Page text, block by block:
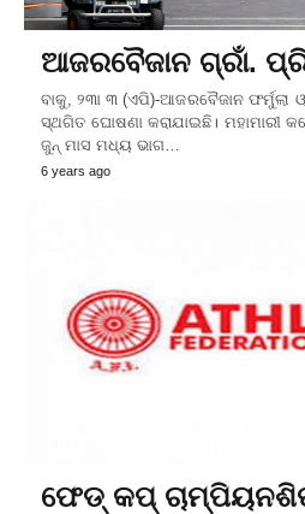
ଆଜରବୈଜାନ ଗ୍ରାଁ.
ବାକୁ, ୨୩ା ୩ (ଏପି)-ଆଜରବୈଜାନ ଫର୍ମୁଲା
ସ୍ଥଗିତ ଘୋଷଣା କରାଯାଇଛି। ମହାମାରୀ
ଜୁନ୍‌ ମାସ ମଧ୍ୟ ଭାଗ…
6 years ago
ଫେଡ୍‌ କପ୍‌